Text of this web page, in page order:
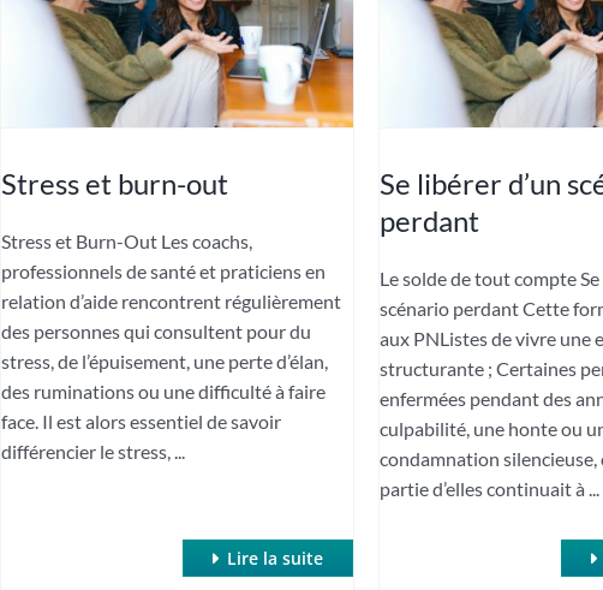
Stress et burn-out
Stress et Burn-Out Les coachs,
professionnels de santé et praticiens en
relation d’aide rencontrent régulièrement
des personnes qui consultent pour du
stress, de l’épuisement, une perte d’élan,
des ruminations ou une difficulté à faire
face. Il est alors essentiel de savoir
différencier le stress, ...
Lire la suite
Se libérer d’un
perdant
Le solde de tout compte
scénario perdant Cette
aux PNListes de vivre une
structurante ; Certaines
enfermées pendant des
culpabilité, une honte ou
condamnation silencieuse,
partie d’elles continuait à ...